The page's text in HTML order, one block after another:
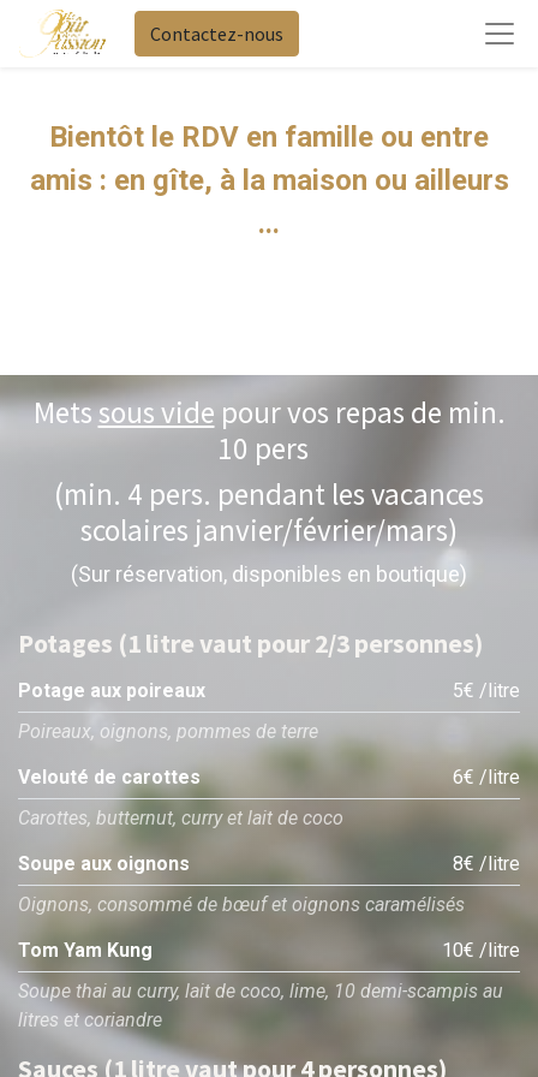
Contactez-nous
Bientôt le RDV en famille ou entre
amis : en gîte, à la maison ou ailleurs
...
Metssous vide pour vos repas de min.
10 pers
(min. 4 pers. pendant les vacances
scolaires janvier/février/mars)
(Sur réservation, disponibles en boutique)
Potages (1 litre vaut pour 2/3 personnes)
Potage aux poireaux
5€ /litre
Poireaux, oignons, pommes de terre
Velouté de carottes
6€ /litre
Carottes, butternut, curry et lait de coco
Soupe aux oignons
8€ /litre
Oignons, consommé de bœuf et oignons caramélisés
Tom Yam Kung
10€ /litre
Soupe thai au curry, lait de coco, lime, 10 demi-scampis au
litres et coriandre
Sauces (1 litre vaut pour 4 personnes)